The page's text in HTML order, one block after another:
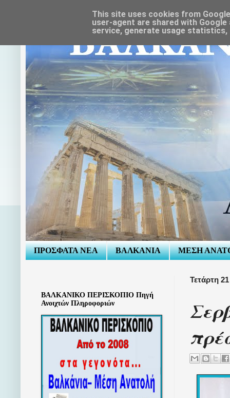
ΠΡΟΣΦΑΤΑ ΝΕΑ ΒΑΛΚΑΝΙΑ ΜΕΣΗ
Τετάρτη
ΒΑΛΚΑΝΙΚΟ ΠΕΡΙΣΚΟΠΙΟ Πηγή
Ανοιχτών Πληροφοριών
This site uses cookies from
user-agent are shared with
service, generate usage statistics,